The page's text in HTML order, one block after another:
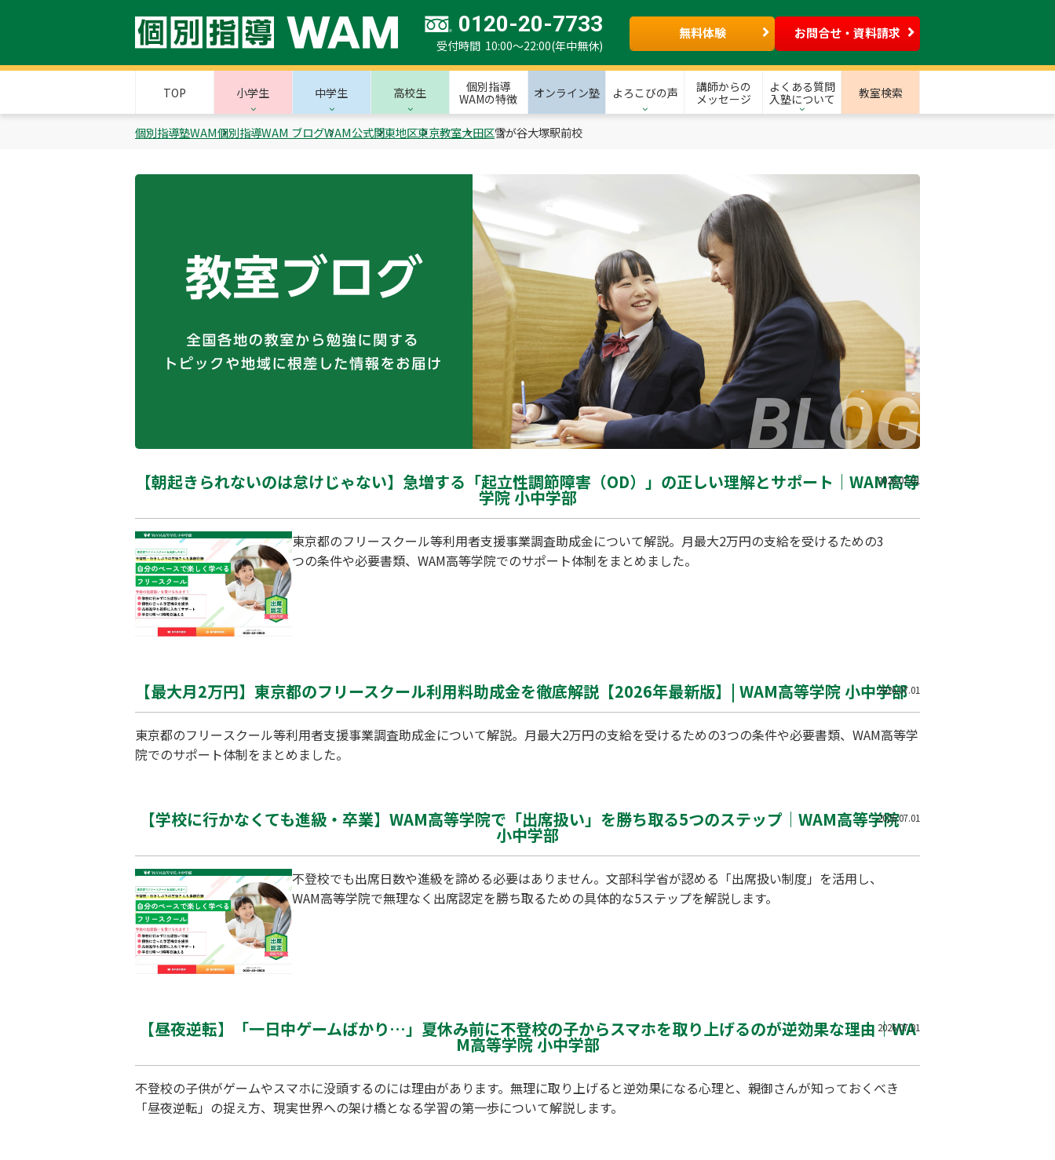
0120-20-7733
受付時間 10:00～22:00(年中無休)
無料体験 お問合せ・資料請求
TOP 小学生 中学生 高校生
個別指導
WAMの特徴
オンライン塾 よろこびの声
講師からの
メッセージ
よくある質問
入塾について
教室検索
個別指導塾WAM個別指導WAM ブログWAM公式関東地区東京教室大田区雪が谷大塚駅前校
2026.07.01
【朝起きられないのは怠けじゃない】急増する「起立性調節障害（OD）」の正しい理解とサポート｜WAM高等
学院 小中学部
東京都のフリースクール等利用者支援事業調査助成金について解説。月最大2万円の支給を受けるための3
つの条件や必要書類、WAM高等学院でのサポート体制をまとめました。
2026.07.01
【最大月2万円】東京都のフリースクール利用料助成金を徹底解説【2026年最新版】| WAM高等学院 小中学部
東京都のフリースクール等利用者支援事業調査助成金について解説。月最大2万円の支給を受けるための3つの条件や必要書類、WAM高等学
院でのサポート体制をまとめました。
2026.07.01
【学校に行かなくても進級・卒業】WAM高等学院で「出席扱い」を勝ち取る5つのステップ｜WAM高等学院
小中学部
不登校でも出席日数や進級を諦める必要はありません。文部科学省が認める「出席扱い制度」を活用し、
WAM高等学院で無理なく出席認定を勝ち取るための具体的な5ステップを解説します。
2026.07.01
【昼夜逆転】「一日中ゲームばかり…」夏休み前に不登校の子からスマホを取り上げるのが逆効果な理由｜WA
M高等学院 小中学部
不登校の子供がゲームやスマホに没頭するのには理由があります。無理に取り上げると逆効果になる心理と、親御さんが知っておくべき
「昼夜逆転」の捉え方、現実世界への架け橋となる学習の第一歩について解説します。